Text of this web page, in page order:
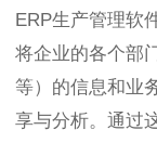
ERP生产管理软
将企业的各个部
等）的信息和业
享与分析。通过